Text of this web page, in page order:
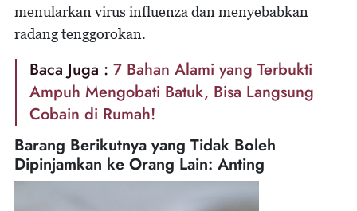
menularkan virus influenza dan menyebabkan
radang tenggorokan.
Baca Juga : 7 Bahan Alami yang Terbukti
Ampuh Mengobati Batuk, Bisa Langsung
Cobain di Rumah!
Barang Berikutnya yang Tidak Boleh
Dipinjamkan ke Orang Lain: Anting